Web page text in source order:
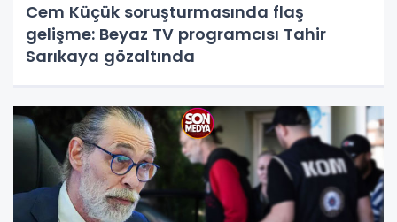
Cem Küçük soruşturmasında flaş
gelişme: Beyaz TV programcısı Tahir
Sarıkaya gözaltında